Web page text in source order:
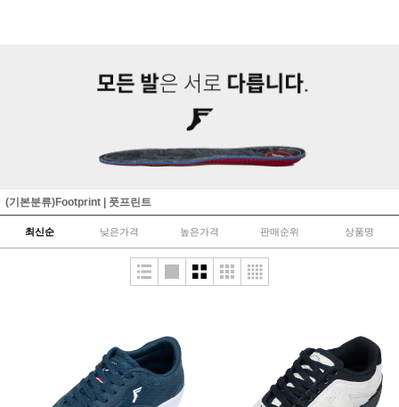
(기본분류)Footprint | 풋프린트
최신순 낮은가격 높은가격 판매순위 상품명